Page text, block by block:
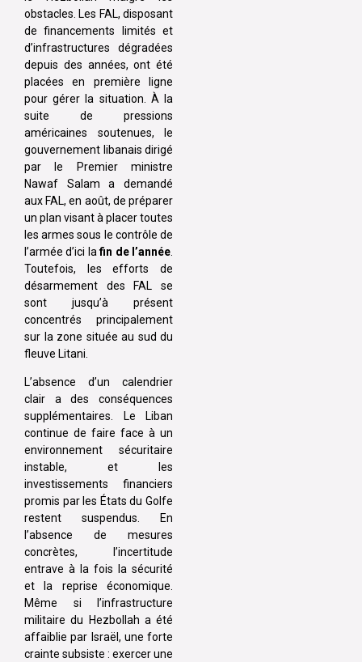
obstacles. Les FAL, disposant
de financements limités et
d’infrastructures dégradées
depuis des années, ont été
placées en première ligne
pour gérer la situation. À la
suite de pressions
américaines soutenues, le
gouvernement libanais dirigé
par le Premier ministre
Nawaf Salam a demandé
aux FAL, en août, de préparer
un plan visant à placer toutes
les armes sous le contrôle de
l’armée d’ici lafin de l’année
Toutefois, les efforts de
désarmement des FAL se
sont jusqu’à présent
concentrés principalement
sur la zone située au sud du
fleuve Litani.
L’absence d’un calendrier
clair a des conséquences
supplémentaires. Le Liban
continue de faire face à un
environnement sécuritaire
instable, et les
investissements financiers
promis par les États du Golfe
restent suspendus. En
l’absence de mesures
concrètes, l’incertitude
entrave à la fois la sécurité
et la reprise économique.
Même si l’infrastructure
militaire du Hezbollah a été
affaiblie par Israël, une forte
crainte subsiste : exercer une